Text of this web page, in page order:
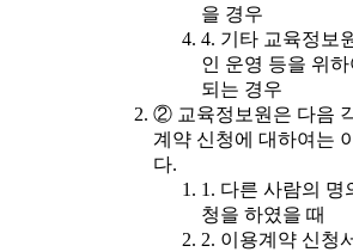
을 경우
4. 기타 교육정보
인 운영 등을 위
되는 경우
② 교육정보원은 다음
계약 신청에 대하여는
다.
1. 다른 사람의 명
청을 하였을 때
2. 이용계약 신청